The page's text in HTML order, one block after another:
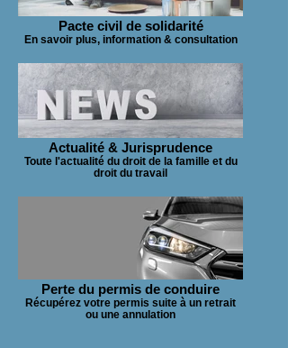
Pacte civil de solidarité
En savoir plus, information & consultation
Actualité & Jurisprudence
Toute l'actualité du droit de la famille et du
droit du travail
Perte du permis de conduire
Récupérez votre permis suite à un retrait
ou une annulation